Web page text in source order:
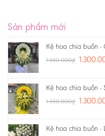
Sản phẩm mới
Kệ hoa chia buồn -
1.550.000₫
Kệ hoa chia buồn -
1.550.000₫
Kệ hoa chia buồn -